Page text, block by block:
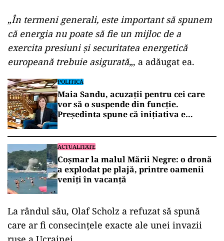
„În termeni generali, este important să spunem
că energia nu poate să fie un mijloc de a
exercita presiuni şi securitatea energetică
europeană trebuie asigurată„, a adăugat ea.
POLITICĂ
Maia Sandu, acuzații pentru cei care
vor să o suspende din funcție.
Președinta spune că inițiativa e
ACTUALITATE
Coșmar la malul Mării Negre: o dronă
a explodat pe plajă, printre oamenii
veniți în vacanță
La rândul său, Olaf Scholz a refuzat să spună
care ar fi consecinţele exacte ale unei invazii